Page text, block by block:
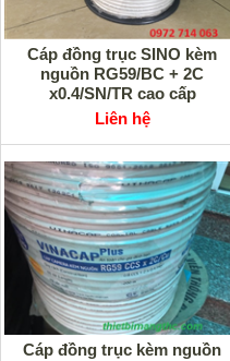
Cáp đồng trục SINO kèm
nguồn RG59/BC + 2C
x0.4/SN/TR cao cấp
Liên hệ
Cáp đồng trục kèm nguồn